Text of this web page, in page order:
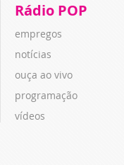
Rádio POP
empregos
notícias
ouça ao vivo
programação
vídeos